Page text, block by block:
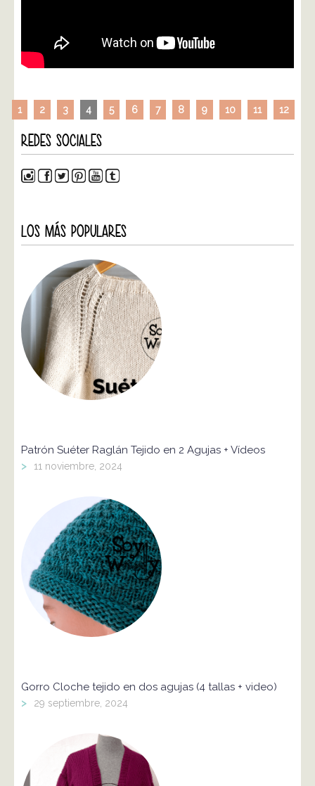
1 2 3 4 5 6 7 8 9 10 11 12
REDES SOCIALES
LOS MÁS POPULARES
Patrón Suéter Raglán Tejido en 2 Agujas + Vídeos
> 11 noviembre, 2024
Gorro Cloche tejido en dos agujas (4 tallas + video)
> 29 septiembre, 2024